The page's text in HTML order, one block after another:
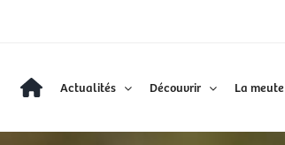
Actualités Découvrir La meute